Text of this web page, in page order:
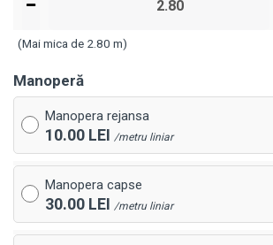
(Mai mica de 2.80 m)
Manoperă
Manopera rejansa
10.00 LEI /metru liniar
Manopera capse
30.00 LEI /metru liniar